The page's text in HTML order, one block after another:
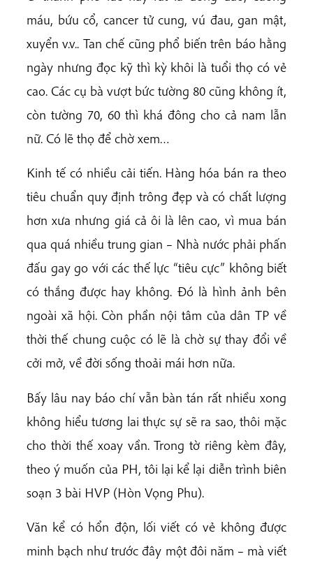
máu, bứu cổ, cancer tử cung, vú đau, gan mật,
xuyển v.v.. Tan chế cũng phổ biến trên báo hằng
ngày nhưng đọc kỹ thì kỳ khôi là tuổi thọ có vẻ
cao. Các cụ bà vượt bức tường 80 cũng không ít,
còn tường 70, 60 thì khá đông cho cả nam lẫn
nữ. Có lẽ thọ để chờ xem…
Kinh tế có nhiều cải tiến. Hàng hóa bán ra theo
tiêu chuẩn quy định trông đẹp và có chất lượng
hơn xưa nhưng giá cả ôi là lên cao, vì mua bán
qua quá nhiều trung gian – Nhà nước phải phấn
đấu gay go với các thế lực “tiêu cực” không biết
có thắng được hay không. Đó là hình ảnh bên
ngoài xã hội. Còn phần nội tâm của dân TP về
thời thế chung cuộc có lẽ là chờ sự thay đổi về
cởi mở, về đời sống thoải mái hơn nữa.
Bấy lâu nay báo chí vẫn bàn tán rất nhiều xong
không hiểu tương lai thực sự sẽ ra sao, thôi mặc
cho thời thế xoay vần. Trong tờ riêng kèm đây,
theo ý muốn của PH, tôi lại kể lại diễn trình biên
soạn 3 bài HVP (Hòn Vọng Phu).
Văn kể có hổn độn, lối viết có vẻ không được
minh bạch như trước đây một đôi năm – mà viết